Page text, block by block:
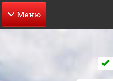
Перейти
содержанию